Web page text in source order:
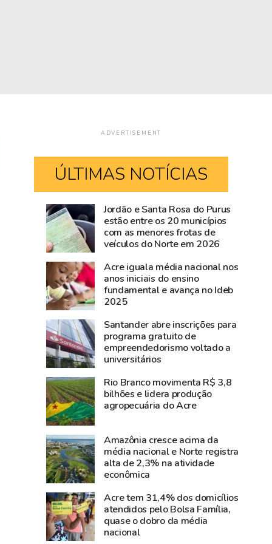
ADVERTISEMENT
ÚLTIMAS NOTÍCIAS
Governadora
Mailza
vai
ao
encontro
dos
moradores
do
bairro
de
Agosto
celebrar
os
124
anos
da
Revolução
Acreana
Há
124
anos
coronel
Plácido
de
Castro
rendia
intendência
boliviana
em
Xapuri
iniciava
guerra
para
fazer
Acre
Jordão e Santa Rosa do Purus
estão entre os 20 municípios
com as menores frotas de
veículos do Norte em 2026
Acre iguala média nacional nos
anos iniciais do ensino
fundamental e avança no Ideb
2025
Santander abre inscrições para
programa gratuito de
empreendedorismo voltado a
universitários
Rio Branco movimenta R$ 3,8
bilhões e lidera produção
agropecuária do Acre
Amazônia cresce acima da
média nacional e Norte registra
alta de 2,3% na atividade
econômica
Acre tem 31,4% dos domicílios
atendidos pelo Bolsa Família,
quase o dobro da média
nacional